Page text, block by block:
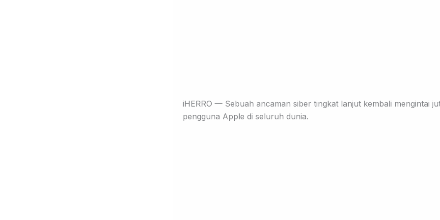
iHERRO — Sebuah ancaman siber tingkat lanjut kembali mengintai
pengguna Apple di seluruh dunia.